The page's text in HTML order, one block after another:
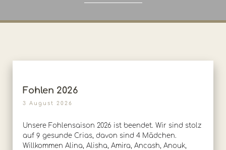
Fohlen 2026
3 August 2026
Unsere Fohlensaison 2026 ist beendet. Wir sind stolz
auf 9 gesunde Crias, davon sind 4 Mädchen.
Willkommen Alina, Alisha, Amira, Ancash, Anouk,